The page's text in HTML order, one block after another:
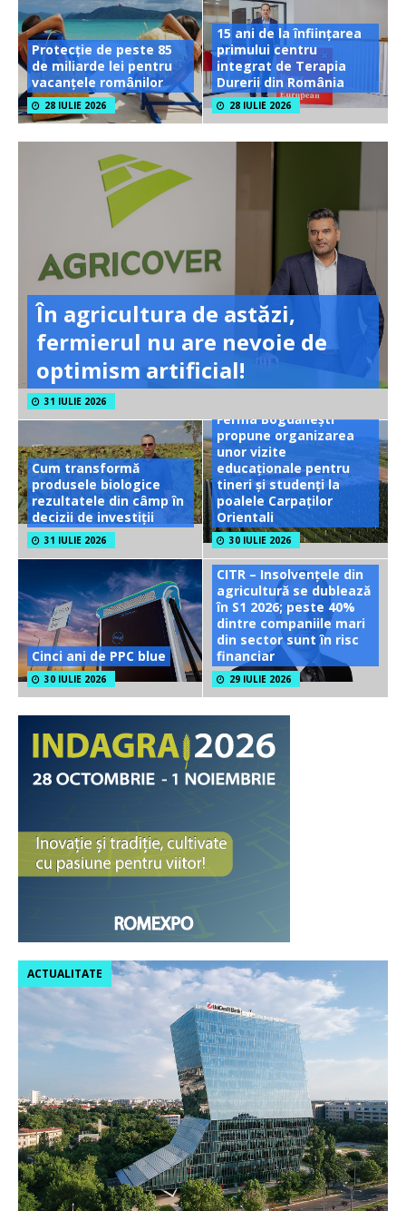
Protecție de peste 85
de miliarde lei pentru
vacanțele românilor
28 IULIE 2026
15 ani de la înființarea
primului centru
integrat de Terapia
Durerii din România
28 IULIE 2026
În agricultura de astăzi,
fermierul nu are nevoie de
optimism artificial!
31 IULIE 2026
Cum transformă
produsele biologice
rezultatele din câmp în
decizii de investiții
31 IULIE 2026
Ferma Bogdănești
propune organizarea
unor vizite
educaționale pentru
tineri și studenți la
poalele Carpaților
Orientali
30 IULIE 2026
Cinci ani de PPC blue
30 IULIE 2026
CITR – Insolvențele din
agricultură se dublează
în S1 2026; peste 40%
dintre companiile mari
din sector sunt în risc
financiar
29 IULIE 2026
ACTUALITATE